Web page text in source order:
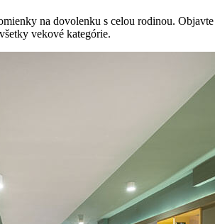
na dovolenku s celou rodinou.
vekové kategórie.